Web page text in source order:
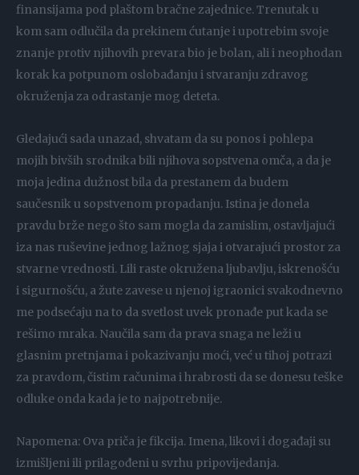
finansijama pod plaštom bračne zajednice. Trenutak u
kom sam odlučila da prekinem ćutanje i upotrebim svoje
znanje protiv njihovih prevara bio je bolan, ali i neophodan
korak ka potpunom oslobađanju i stvaranju zdravog
okruženja za odrastanje mog deteta.
Gledajući sada unazad, shvatam da su ponos i pohlepa
mojih bivših srodnika bili njihova sopstvena omča, a da je
moja jedina dužnost bila da prestanem da budem
saučesnik u sopstvenom propadanju. Istina je donela
pravdu brže nego što sam mogla da zamislim, ostavljajući
iza nas ruševine jednog lažnog sjaja i otvarajući prostor za
stvarne vrednosti. Lili raste okružena ljubavlju, iskrenošću
i sigurnošću, a žute zavese u njenoj igraonici svakodnevno
me podsećaju na to da svetlost uvek pronađe put kada se
rešimo mraka. Naučila sam da prava snaga ne leži u
glasnim pretnjama i pokazivanju moći, već u tihoj potrazi
za pravdom, čistim računima i hrabrosti da se donesu teške
odluke onda kada je to najpotrebnije.
Napomena: Ova priča je fikcija. Imena, likovi i događaji su
izmišljeni ili prilagođeni u svrhu pripovijedanja.